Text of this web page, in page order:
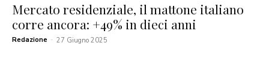
Mercato residenziale, il mattone italiano
corre ancora: +49% in dieci anni
Redazione - 27 Giugno 2025